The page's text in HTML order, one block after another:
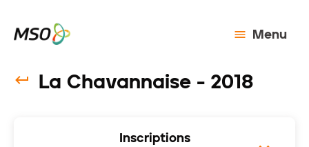
Menu
La Chavannaise - 2018
Inscriptions